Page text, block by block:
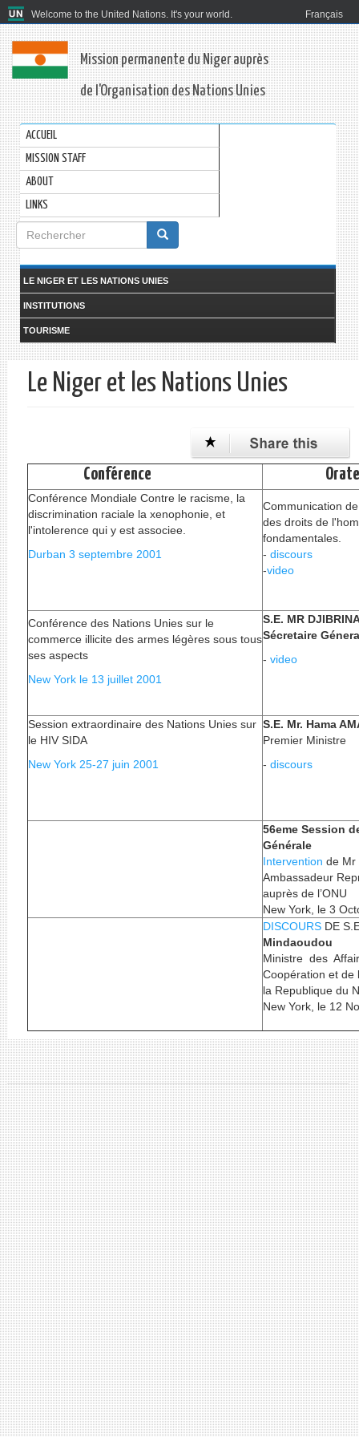
Welcome to the United Nations. It's your world. Français
Mission permanente du Niger auprès
de l'Organisation des Nations Unies
ACCUEIL
MISSION STAFF
ABOUT
LINKS
Formulaire
de
recherche
Rechercher
LE NIGER ET LES NATIONS UNIES
INSTITUTIONS
TOURISME
Le Niger et les Nations Unies
Conférence
Conférence Mondiale Contre le racisme, la
discrimination raciale la xenophonie, et
l'intolerence qui y est associee.
Durban 3 septembre 2001
Communication
des droits de
fondamentales.
- discours
-video
Conférence des Nations Unies sur le
commerce illicite des armes légères sous tous
ses aspects
New York le 13 juillet 2001
S.E. MR
Sécretaire
- video
Session extraordinaire des Nations Unies sur
le HIV SIDA
New York 25-27 juin 2001
S.E. Mr. Hama
Premier Ministre
- discours
56eme Session
Générale
Intervention de Mr
Ambassadeur
auprès de l’ONU
New York, le 3
DISCOURS DE
Mindaoudou
Ministre des
Coopération et de
la Republique du
New York, le 12